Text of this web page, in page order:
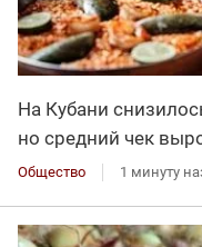
На Кубани
но средний чек
Общество 1 минуту